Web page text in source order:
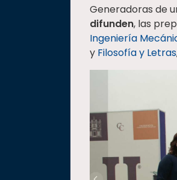
Generadoras de
difunden, las
Ingeniería
y Filosofía y Letras